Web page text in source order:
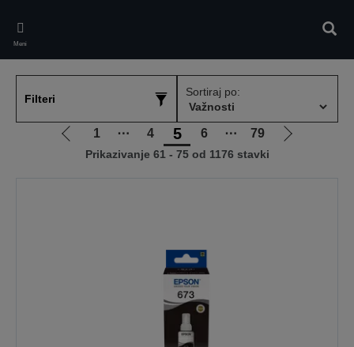
main
content
Meni
Filteri
Sortiraj po:
Idi
1 ⋯ 4 5 6 ⋯ 79
Idi
Prikazivanje 61 - 75 od 1176 stavki